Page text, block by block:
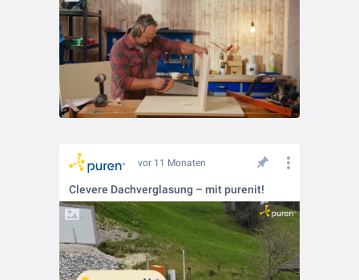
vor 11 Monaten
Clevere Dachverglasung – mit purenit!